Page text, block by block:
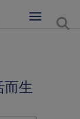
而生